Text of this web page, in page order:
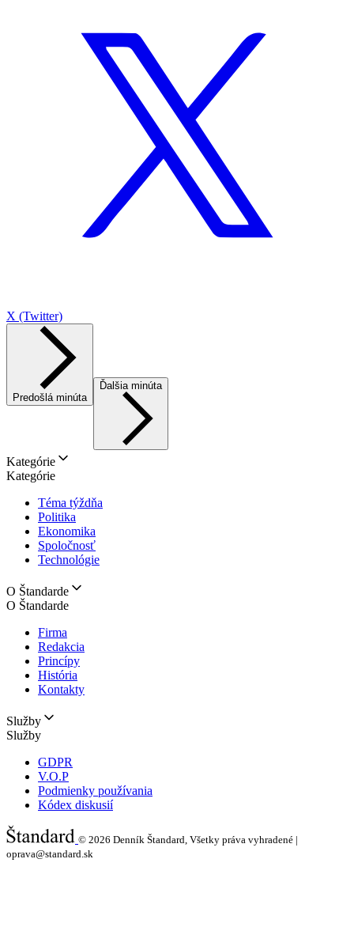
X (Twitter)
Predošlá minúta
Ďalšia minúta
Kategórie
Kategórie
Téma týždňa
Politika
Ekonomika
Spoločnosť
Technológie
O Štandarde
O Štandarde
Firma
Redakcia
Princípy
História
Kontakty
Služby
Služby
GDPR
V.O.P
Podmienky používania
Kódex diskusií
© 2026 Denník Štandard, Všetky práva vyhradené |
oprava@standard.sk